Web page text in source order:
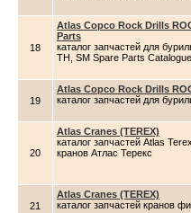
18
Atlas Copco Rock Drills
Parts
каталог запчастей для
TH, SM Spare Parts Catalogue.
19
Atlas Copco Rock Drills
каталог запчастей для
20
Atlas Cranes (TEREX)
каталог запчастей Atlas
кранов Атлас Терекс
21
Atlas Cranes (TEREX)
каталог запчастей кранов